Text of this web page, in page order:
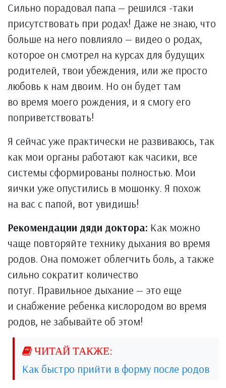
Сильно порадовал папа — решился -таки
присутствовать при родах! Даже не знаю, что
больше на него повлияло — видео о родах,
которое он смотрел на курсах для будущих
родителей, твои убеждения, или же просто
любовь к нам двоим. Но он будет там
во время моего рождения, и я смогу его
поприветствовать!
Я сейчас уже практически не развиваюсь, так
как мои органы работают как часики, все
системы сформированы полностью. Мои
яички уже опустились в мошонку. Я похож
на вас с папой, вот увидишь!
Рекомендации дяди доктора: Как можно
чаще повторяйте технику дыхания во время
родов. Она поможет облегчить боль, а также
сильно сократит количество
потуг. Правильное дыхание — это еще
и снабжение ребенка кислородом во время
родов, не забывайте об этом!
Как быстро прийти в форму после родов